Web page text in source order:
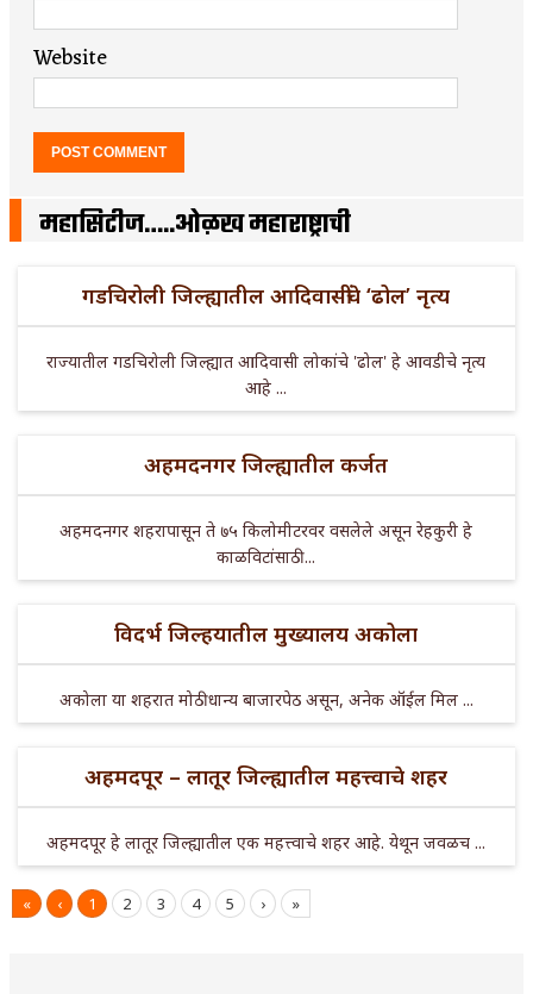
Website
महासिटीज…..ओळख महाराष्ट्राची
गडचिरोली जिल्ह्यातील आदिवासींचे ‘ढोल’ नृत्य
राज्यातील गडचिरोली जिल्ह्यात आदिवासी लोकांचे 'ढोल' हे आवडीचे नृत्य
आहे ...
अहमदनगर जिल्ह्यातील कर्जत
अहमदनगर शहरापासून ते ७५ किलोमीटरवर वसलेले असून रेहकुरी हे
काळविटांसाठी ...
विदर्भ जिल्हयातील मुख्यालय अकोला
अकोला या शहरात मोठी धान्य बाजारपेठ असून, अनेक ऑईल मिल ...
अहमदपूर – लातूर जिल्ह्यातील महत्त्वाचे शहर
अहमदपूर हे लातूर जिल्ह्यातील एक महत्त्वाचे शहर आहे. येथून जवळच ...
« ‹ 1 2 3 4 5 › »